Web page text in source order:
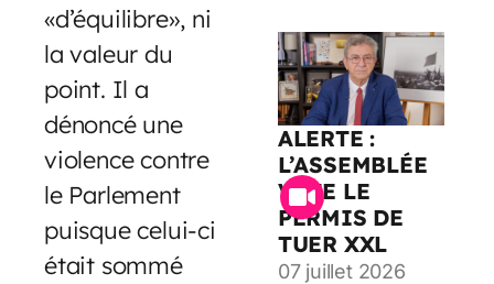
«d’équilibre», ni
la valeur du
point. Il a
dénoncé une
violence contre
le Parlement
puisque celui-ci
était sommé
ALERTE :
L’ASSEMBLÉE
VOTE LE
PERMIS DE
TUER XXL
07 juillet 2026